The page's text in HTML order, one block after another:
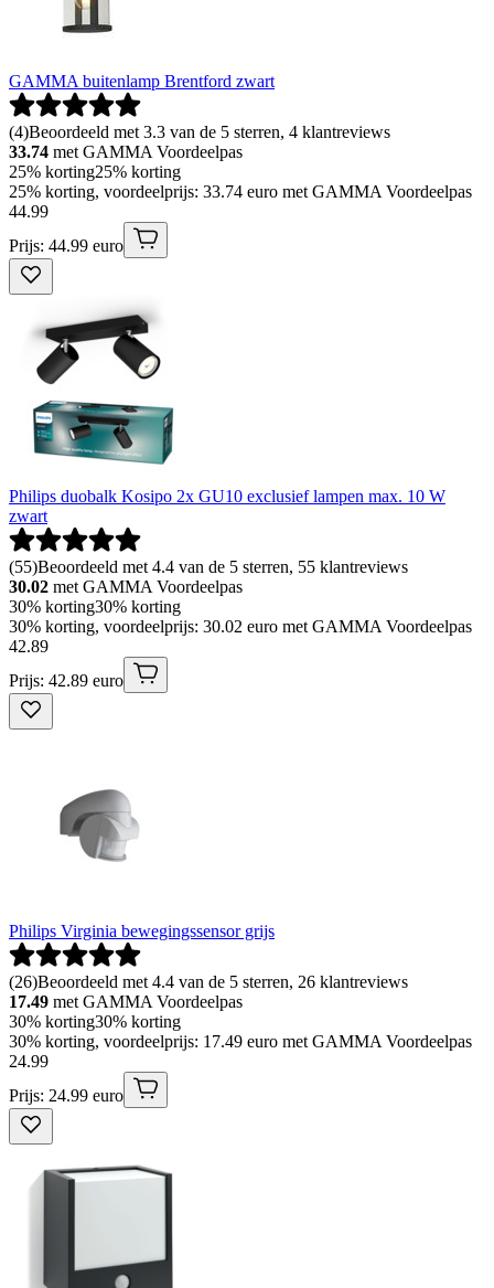
GAMMA buitenlamp Brentford zwart
(4)Beoordeeld met 3.3 van de 5 sterren, 4 klantreviews
33.74 met GAMMA Voordeelpas
25% korting25% korting
25% korting, voordeelprijs: 33.74 euro met GAMMA Voordeelpas
44.99
Prijs: 44.99 euro
Philips duobalk Kosipo 2x GU10 exclusief lampen max. 10 W
zwart
(55)Beoordeeld met 4.4 van de 5 sterren, 55 klantreviews
30.02 met GAMMA Voordeelpas
30% korting30% korting
30% korting, voordeelprijs: 30.02 euro met GAMMA Voordeelpas
42.89
Prijs: 42.89 euro
Philips Virginia bewegingssensor grijs
(26)Beoordeeld met 4.4 van de 5 sterren, 26 klantreviews
17.49 met GAMMA Voordeelpas
30% korting30% korting
30% korting, voordeelprijs: 17.49 euro met GAMMA Voordeelpas
24.99
Prijs: 24.99 euro